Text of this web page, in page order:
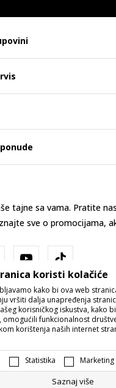
tajne sa vama. Pratite
sve o promocijama,
Promijenite
koristi kolačiće
kako bi ova web
vršiti dalja unapređenja
korisničkog iskustva, kako
omogućili funkcionalnost
korištenja naših internet
Statistika Marketing
Saznaj više